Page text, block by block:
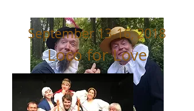
September 13-16, 2018
Loco for Love